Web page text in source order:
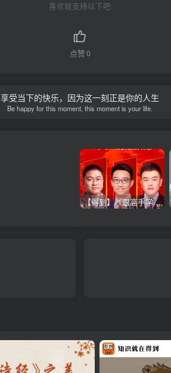
喜欢就支持以下吧
点赞0
享受当下的快乐，因为这一刻正是你的人生
Be happy for this moment, this moment is your life.
【得到】《跟高手学销售系列课》